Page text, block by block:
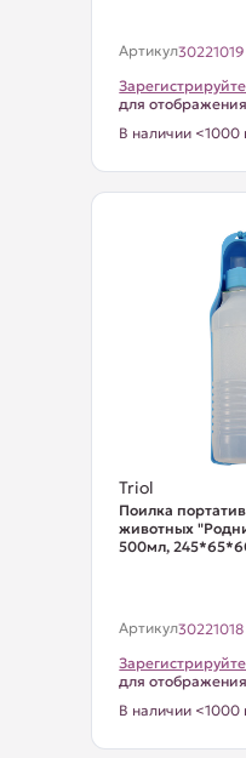
Артикул30221019
для
В наличии <1000
Triol
Поилка
животных
500мл,
Артикул30221018
для
В наличии <1000